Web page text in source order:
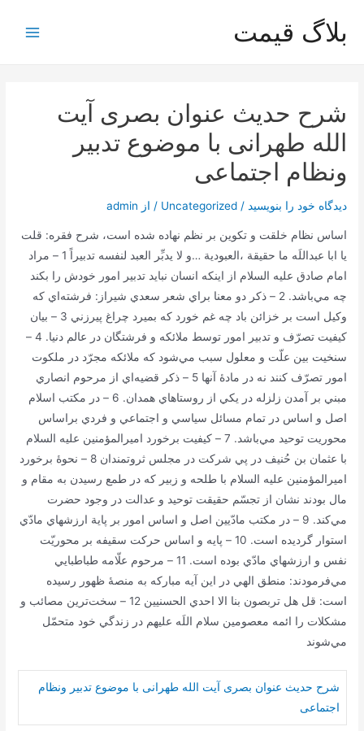
محتوا
بلاگ قیمت
شرح حدیث عنوان بصری آیت
الله طهرانی با موضوع تدبیر
ونظام اجتماعی
دیدگاه‌ خود را بنویسید /
Uncategorized / از admin
اساس نظام خلقت و تكوين بر نظم نهاده شده است، شرح فقره: قلت
يا ابا عبداللَه ما حقيقة ،العبودية …و لا يدبِّر العبد لنفسه تدبيراً 1 – مراد
امام صادق عليه السلام از اينكه انسان نبايد تدبير امور خودش را بكند
چه مي‌باشد. 2 – ذكر دو معنا براي شعر سعدي شيراز: فرشته‌اي كه
وكيل است بر خزائن باد چه غم خورد كه بميرد چراغ پيرزني 3 – بيان
كيفيت تصرّف و تدبير امور توسط ملائكه و فرشتگان در عالم دنيا. 4 –
سنخيت بين علّت و معلول سبب مي‌شود كه ملائكه مجرّد در ملكوت
امور تصرّف كنند نه در مادۀ آنها 5 – ذكر قضيه‌اي از مرحوم انصاري
مبني بر آمدن زلزله در يكي از روستاهاي همدان. 6 – در مكتب اسلام
اصل و اساس در تمام مسائل سياسي و اجتماعي و فردي براساس
محوريت توحيد مي‌باشد. 7 – كيفيت برخورد اميرالمؤمنين عليه السلام
با عثمان بن حُنيف در پي شركت در مجلس ثروتمندان 8 – نحوۀ برخورد
اميرالمؤمنين عليه السلام با طلحه و زبير كه در طمع رسيدن به مقام و
مال بودند نشان از تجسّم حقيقت توحيد و عدالت در وجود حضرت
مي‌كند. 9 – در مكتب مادّیین اصل و اساس امور بر پاية ارزشهاي مادّي
استوار گردیده است. 10 – پايه و اساس حركت سقيفه بر محوريّت
نفس و ارزشهاي مادّي بوده است. 11 – مرحوم علّامه طباطبايي
مي‌فرمودند: منطق الهي در اين آيه مباركه به منصۀ ظهور رسيده
است: قل هل تربصون بنا الا احدي الحسنيین 12 – سخت‌ترين مصائب و
مشكلات را ائمه معصومين سلام اللَه عليهم در زندگي خود متحمّل
مي‌شوند
شرح حدیث عنوان بصری آیت الله طهرانی با موضوع تدبیر ونظام
اجتماعی